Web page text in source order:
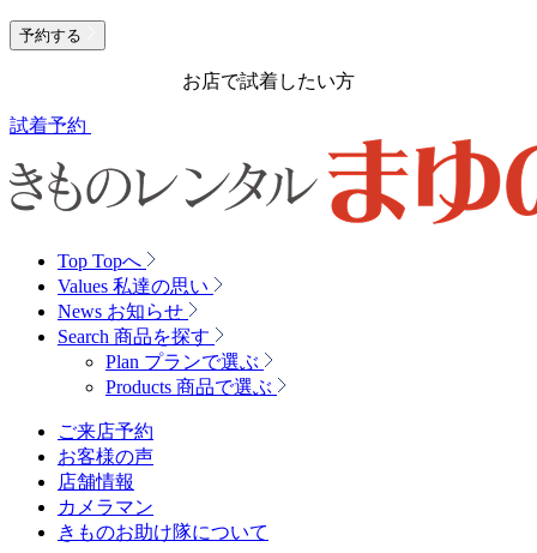
予約する
お店で試着したい方
試着予約
Top Topへ
Values 私達の思い
News お知らせ
Search 商品を探す
Plan プランで選ぶ
Products 商品で選ぶ
ご来店予約
お客様の声
店舗情報
カメラマン
きものお助け隊について